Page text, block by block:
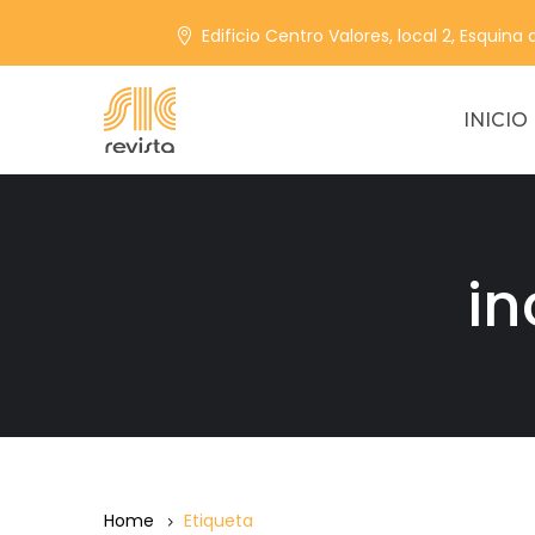
Edificio Centro Valores, local 2, Esquina
INICIO
Home Etiqueta